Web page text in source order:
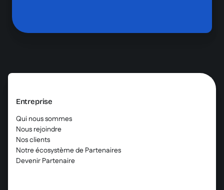
Entreprise
Qui nous sommes
Nous rejoindre
Nos clients
Notre écosystème de Partenaires
Devenir Partenaire